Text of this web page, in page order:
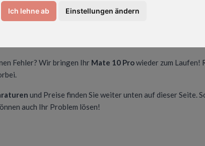
Ich lehne ab Einstellungen ändern
IHR HUAWEI MATE
Fehler? Wir bringen Ihr Mate 10 Prowieder zum Laufen!
und Preise finden Sie weiter unten auf dieser Seite.
auch Ihr Problem lösen!